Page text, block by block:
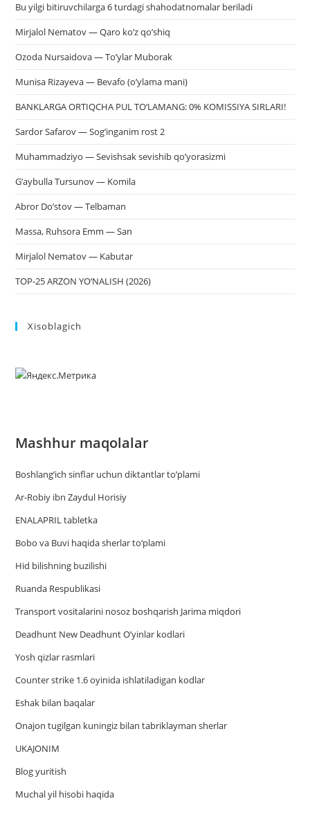
Bu yilgi bitiruvchilarga 6 turdagi shahodatnomalar beriladi
Mirjalol Nematov — Qaro ko’z qo’shiq
Ozoda Nursaidova — To’ylar Muborak
Munisa Rizayeva — Bevafo (o’ylama mani)
BANKLARGA ORTIQCHA PUL TO‘LAMANG: 0% KOMISSIYA SIRLARI!
Sardor Safarov — Sog’inganim rost 2
Muhammadziyo — Sevishsak sevishib qo’yorasizmi
G’aybulla Tursunov — Komila
Abror Do’stov — Telbaman
Massa, Ruhsora Emm — San
Mirjalol Nematov — Kabutar
TOP-25 ARZON YO‘NALISH (2026)
Xisoblagich
Mashhur maqolalar
Boshlang’ich sinflar uchun diktantlar to’plami
Ar-Robiy ibn Zaydul Horisiy
ENALAPRIL tabletka
Bobo va Buvi haqida sherlar to‘plami
Hid bilishning buzilishi
Ruanda Respublikasi
Trаnsport vositаlаrini nosoz boshqаrish Jаrimа miqdori
Deadhunt New Deadhunt O’yinlar kodlari
Yosh qizlar rasmlari
Counter strike 1.6 oyinida ishlatiladigan kodlar
Eshak bilan baqalar
Onajon tugilgan kuningiz bilan tabriklayman sherlar
UKAJONIM
Blog yuritish
Muchal yil hisobi haqida